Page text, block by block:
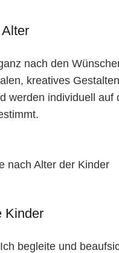
nach den
kreatives
werden individuell auf
nach Alter der Kinder
Kinder
Ich begleite und